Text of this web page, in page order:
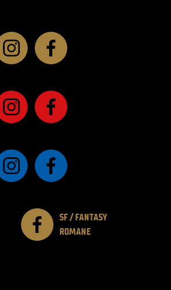
SF / FANTASY
ROMANE